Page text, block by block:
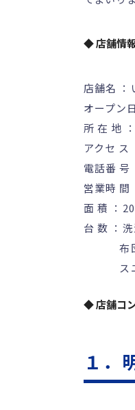
◆ 店舗情
店舗名 ：
オープン
所 在 地
アクセ
電話番
営業時 間
面 積 ：
台 数 ：
布団
スニー
◆ 店舗コ
１．